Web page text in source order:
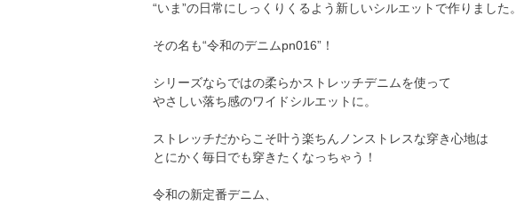
“いま”の日常にしっくりくるよう新しいシルエットで作りました。
その名も“令和のデニムpn016”！
シリーズならではの柔らかストレッチデニムを使って
やさしい落ち感のワイドシルエットに。
ストレッチだからこそ叶う楽ちんノンストレスな穿き心地は
とにかく毎日でも穿きたくなっちゃう！
令和の新定番デニム、